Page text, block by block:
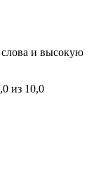
слова и высокую
из 10,0